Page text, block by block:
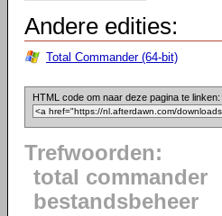
Andere edities:
Total Commander (64-bit)
HTML code om naar deze pagina te linken:
Trefwoorden:
total commander
bestandsbeheer